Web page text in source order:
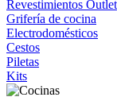
Revestimientos Outlet
Grifería de cocina
Electrodomésticos
Cestos
Piletas
Kits